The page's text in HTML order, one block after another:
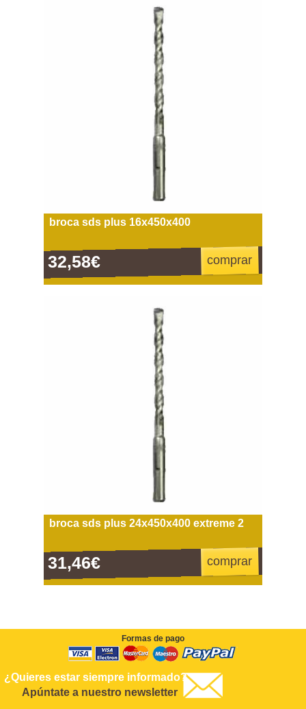
broca sds plus 16x450x400
32,58€ comprar
broca sds plus 24x450x400 extreme 2
31,46€ comprar
Formas de pago
¿Quieres estar siempre informado?
Apúntate a nuestro newsletter